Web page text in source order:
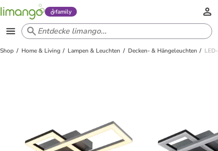
family
Shop Home & Living Lampen & Leuchten Decken- & Hängeleuchten